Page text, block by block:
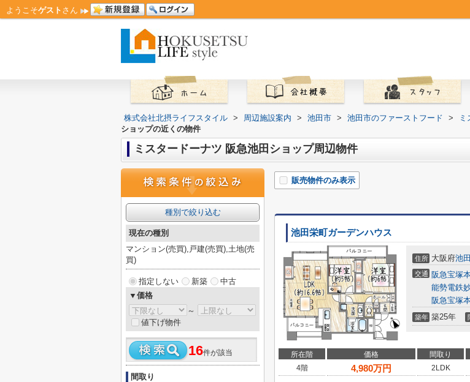
ようこそゲスト さん
株式会社北摂ライフスタイル > 周辺施設案内 > 池田市 > 池田市のファーストフード >
ショップの近くの物件
ミスタードーナツ 阪急池田ショップ周辺物件
販売物件のみ表示
池田栄町ガーデンハウス
住所 大阪府池
交通 阪急宝塚
能勢電鉄
阪急宝塚
築年 築25年
所在階 価格 間取り
4階
4,980万円 2LDK
種別で絞り込む
現在の種別
マンション(売買),戸建(売買),土地(売
買)
指定しない 新築
中古
▼価格
～
値下げ物件
16件が該当
間取り